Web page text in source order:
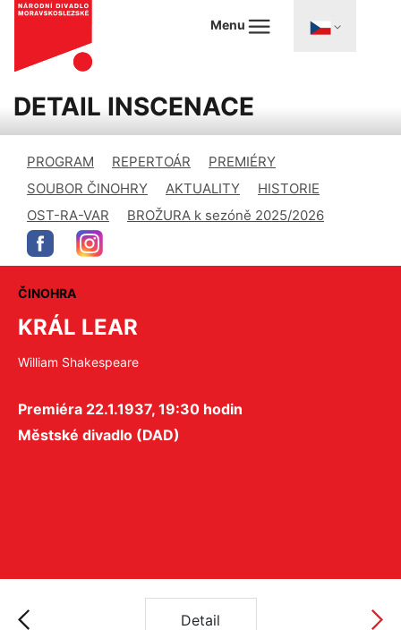
Menu
DETAIL INSCENACE
PROGRAM REPERTOÁR
PREMIÉRY
SOUBOR ČINOHRY
AKTUALITY
HISTORIE
OST-RA-VAR
BROŽURA k sezóně 2025/2026
ČINOHRA
KRÁL LEAR
William Shakespeare
Premiéra 22.1.1937, 19:30 hodin
Městské divadlo (DAD)
Detail